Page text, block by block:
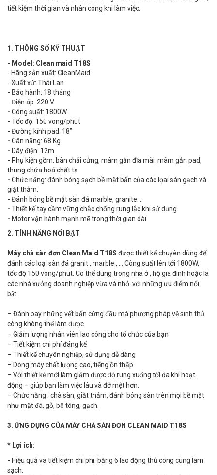
tiết kiệm thời gian và nhân công khi làm việc.
1. THÔNG SỐ KỸ THUẬT
- Model: Clean maid T18S
- Hãng sản xuất: CleanMaid
- Xuất xứ: Thái Lan
- Bảo hành: 18 tháng
- Điện áp: 220 V
- Công suất: 1800W
- Tốc độ: 150 vòng/phút
- Đường kính pad: 18”
- Cân nặng: 68 Kg
- Dây điện: 12m
- Phụ kiện gồm: bàn chải cứng, mâm gắn đĩa mài, mâm gắn pad,
thùng chứa hoá chất.tạ
- Chức năng: đánh bóng sạch bề mặt bẩn của các lọai sàn gạch và
giặt thảm.
- Đánh bóng bề mặt sàn đá marble, granite….
- Thiết kế tay cầm vững chắc chống rung lắc khi sử dụng
- Motor vận hành mạnh mẽ trong thời gian dài
2. TÍNH NĂNG NỔI BẬT
Máy chà sàn đơn Clean Maid T18S được thiết kế chuyên dùng để
đánh các loại sàn đá granit , marble , … Công suất lên tới 1800W,
tốc độ 150 vòng/phút. Có thể dùng trong nhà ở , hộ gia đình hoặc là
các nhà xưởng doanh nghiệp vừa và nhỏ .với những ưu điểm nổi
bật.
– Đánh bay những vết bẩn cứng đầu mà phương pháp vệ sinh thủ
công không thể làm được
– Giảm lượng nhân viên lao công cho tổ chức của bạn
– Tiết kiệm chi phí đáng kể
– Thiết kế chuyên nghiệp, sử dụng dễ dàng
– Dòng máy chất lượng cao, tiếng ồn thấp
– Với thiết kế mới làm giảm được độ rung xuống tối đa khi hoạt
động – giúp bạn làm việc lâu và đỡ mệt hơn.
– Chức năng : chà sàn, giăt thảm, đánh bóng sàn trên mọi bề mặt
như mặt đá, gỗ, bê tông, gạch.
3. ỨNG DỤNG CỦA MÁY CHÀ SÀN ĐƠN CLEAN MAID T18S
* Lợi ích:
- Hiệu quả và tiết kiệm chi phí: bằng 6 lao động thủ công cùng làm
sạch.